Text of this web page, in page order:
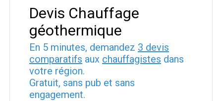
Devis Chauffage
géothermique
En 5 minutes, demandez 3 devis
comparatifs aux chauffagistes dans
votre région.
Gratuit, sans pub et sans
engagement.